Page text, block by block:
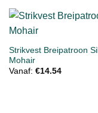
Strikvest Breipatroon
Mohair
Vanaf: €14.54